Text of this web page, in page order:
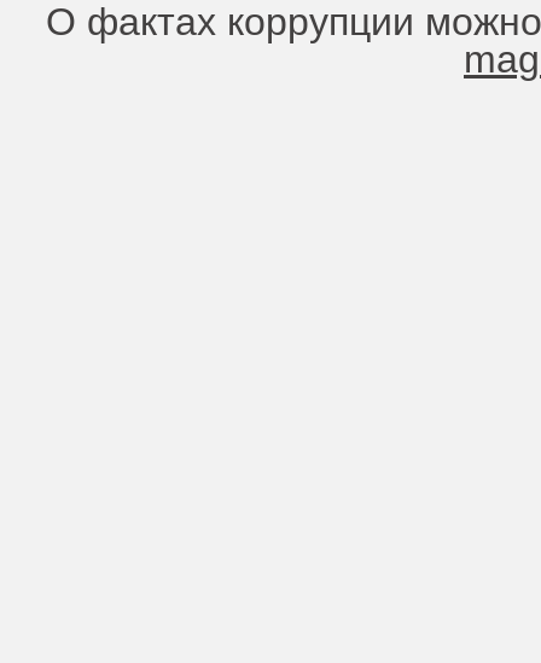
О фактах коррупции